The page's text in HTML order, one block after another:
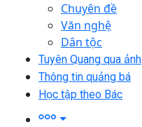
Chuyên đề
Văn nghệ
Dân tộc
Tuyên Quang qua ảnh
Thông tin quảng bá
Học tập theo Bác